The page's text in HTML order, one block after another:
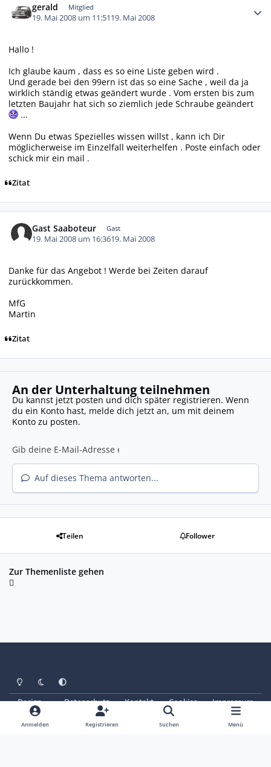
gerald Mitglied
19. Mai 2008 um 11:5119. Mai 2008
Hallo !
Ich glaube kaum , dass es so eine Liste geben wird .
Und gerade bei den 99ern ist das so eine Sache , weil da ja
wirklich ständig etwas geändert wurde . Vom ersten bis zum
letzten Baujahr hat sich so ziemlich jede Schraube geändert
...
Wenn Du etwas Spezielles wissen willst , kann ich Dir
möglicherweise im Einzelfall weiterhelfen . Poste einfach oder
schick mir ein mail .
Zitat
Gast Saaboteur Gast
19. Mai 2008 um 16:3619. Mai 2008
Danke für das Angebot ! Werde bei Zeiten darauf
zurückkommen.
MfG
Martin
Zitat
An der Unterhaltung teilnehmen
Du kannst jetzt posten und dich später registrieren. Wenn
du ein Konto hast, melde dich jetzt an, um mit deinem
Konto zu posten.
Auf dieses Thema antworten...
Teilen Follower
Zur Themenliste gehen
Heller ModusDunkler Modus
Systemeinstellung
Design Datenschutz Kontakt Cookies
Impressum
© Copyright 2025 - SAABoteure e. V.
Powered by Invision Community
Anmelden Registrieren Suchen Menü